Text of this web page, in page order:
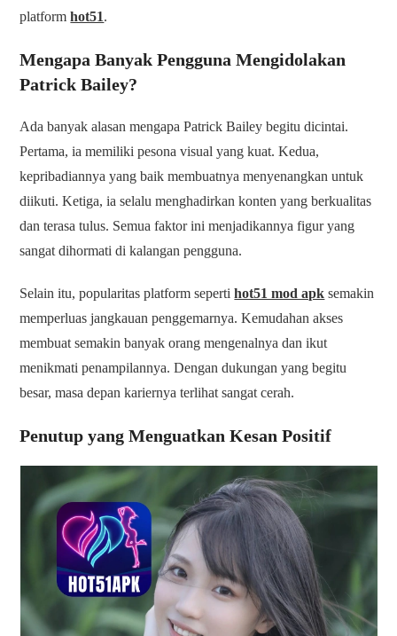
platformhot51.
Mengapa Banyak Pengguna Mengidolakan
Patrick Bailey?
Ada banyak alasan mengapa Patrick Bailey begitu dicintai.
Pertama, ia memiliki pesona visual yang kuat. Kedua,
kepribadiannya yang baik membuatnya menyenangkan untuk
diikuti. Ketiga, ia selalu menghadirkan konten yang berkualitas
dan terasa tulus. Semua faktor ini menjadikannya figur yang
sangat dihormati di kalangan pengguna.
Selain itu, popularitas platform sepertihot51 mod apk semakin
memperluas jangkauan penggemarnya. Kemudahan akses
membuat semakin banyak orang mengenalnya dan ikut
menikmati penampilannya. Dengan dukungan yang begitu
besar, masa depan kariernya terlihat sangat cerah.
Penutup yang Menguatkan Kesan Positif